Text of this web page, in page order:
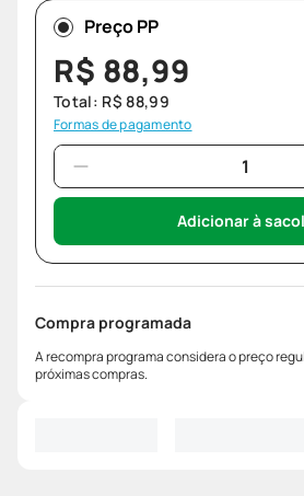
Preço PP
R$ 88,99
Total: R$ 88,99
Formas de pagamento
Adicionar à
Compra programada
A recompra programa considera o preço
próximas compras.